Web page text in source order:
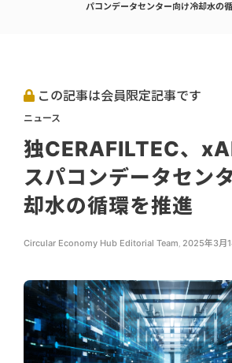
パコンデータセンター向け冷却水の
この記事は会員限定記事です
ニュース
独CERAFILTEC、xAI
スパコンデータセン
却水の循環を推進
Circular Economy Hub Editorial Team, 2025年3月